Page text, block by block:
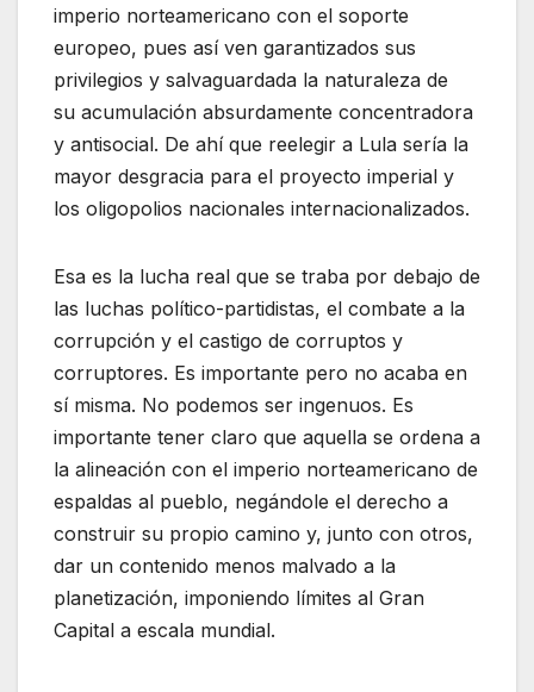
imperio norteamericano con el soporte
europeo, pues así ven garantizados sus
privilegios y salvaguardada la naturaleza de
su acumulación absurdamente concentradora
y antisocial. De ahí que reelegir a Lula sería la
mayor desgracia para el proyecto imperial y
los oligopolios nacionales internacionalizados.
Esa es la lucha real que se traba por debajo de
las luchas político-partidistas, el combate a la
corrupción y el castigo de corruptos y
corruptores. Es importante pero no acaba en
sí misma. No podemos ser ingenuos. Es
importante tener claro que aquella se ordena a
la alineación con el imperio norteamericano de
espaldas al pueblo, negándole el derecho a
construir su propio camino y, junto con otros,
dar un contenido menos malvado a la
planetización, imponiendo límites al Gran
Capital a escala mundial.